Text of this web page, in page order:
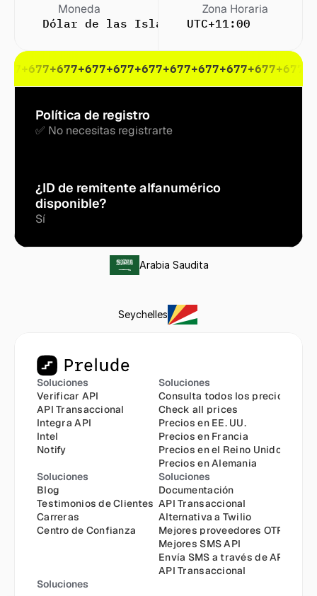
Moneda
Dólar de las Islas Salomón ($)
Zona Horaria
UTC+11:00
+677+677+677+677+677+677+677+677+677+677
Política de registro
✅ No necesitas registrarte
¿ID de remitente alfanumérico
disponible?
Sí
Arabia Saudita
Seychelles
Soluciones
Verificar API
API Transaccional
Integra API
Intel
Notify
Soluciones
Consulta todos los precios
Check all prices
Precios en EE. UU.
Precios en Francia
Precios en el Reino Unido
Precios en Alemania
Soluciones
Blog
Testimonios de Clientes
Carreras
Centro de Confianza
Soluciones
Documentación
API Transaccional
Alternativa a Twilio
Mejores proveedores OTP
Mejores SMS API
Envía SMS a través de API
API Transaccional
Soluciones